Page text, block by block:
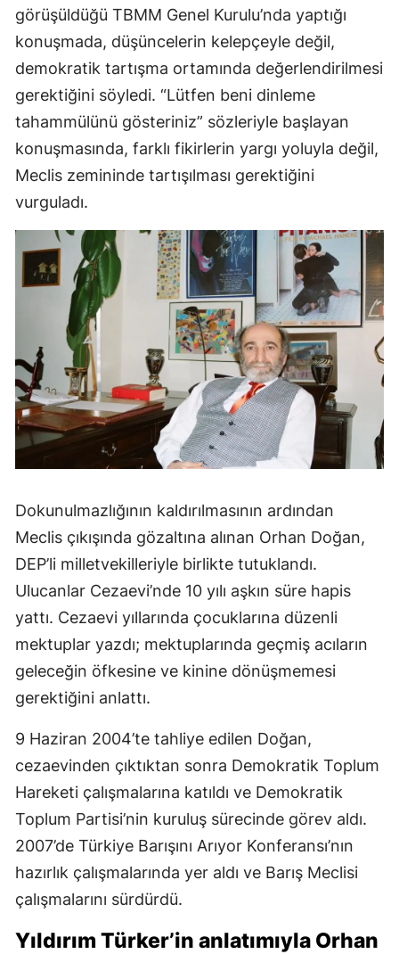
görüşüldüğü TBMM Genel Kurulu’nda yaptığı
konuşmada, düşüncelerin kelepçeyle değil,
demokratik tartışma ortamında değerlendirilmesi
gerektiğini söyledi. “Lütfen beni dinleme
tahammülünü gösteriniz” sözleriyle başlayan
konuşmasında, farklı fikirlerin yargı yoluyla değil,
Meclis zemininde tartışılması gerektiğini
vurguladı.
Dokunulmazlığının kaldırılmasının ardından
Meclis çıkışında gözaltına alınan Orhan Doğan,
DEP’li milletvekilleriyle birlikte tutuklandı.
Ulucanlar Cezaevi’nde 10 yılı aşkın süre hapis
yattı. Cezaevi yıllarında çocuklarına düzenli
mektuplar yazdı; mektuplarında geçmiş acıların
geleceğin öfkesine ve kinine dönüşmemesi
gerektiğini anlattı.
9 Haziran 2004’te tahliye edilen Doğan,
cezaevinden çıktıktan sonra Demokratik Toplum
Hareketi çalışmalarına katıldı ve Demokratik
Toplum Partisi’nin kuruluş sürecinde görev aldı.
2007’de Türkiye Barışını Arıyor Konferansı’nın
hazırlık çalışmalarında yer aldı ve Barış Meclisi
çalışmalarını sürdürdü.
Yıldırım Türker’in anlatımıyla Orhan